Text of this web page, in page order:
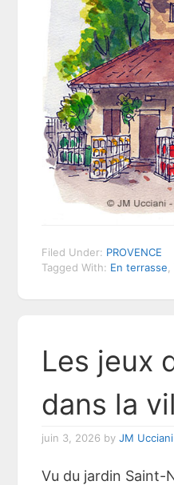
Filed Under: PROVENCE
Tagged With: En terrasse
Les jeux
dans la
juin 3, 2026 byJM Ucciani
Vu du jardin Saint-